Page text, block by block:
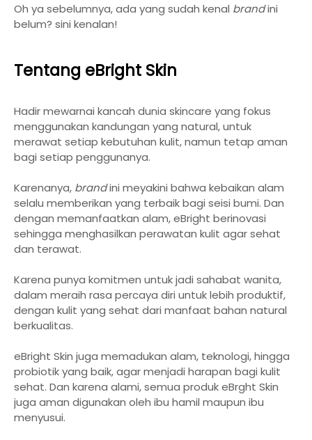
Oh ya sebelumnya, ada yang sudah kenal brandini
belum? sini kenalan!
Tentang eBright Skin
Hadir mewarnai kancah dunia skincare yang fokus
menggunakan kandungan yang natural, untuk
merawat setiap kebutuhan kulit, namun tetap aman
bagi setiap penggunanya.
Karenanya, brandini meyakini bahwa kebaikan alam
selalu memberikan yang terbaik bagi seisi bumi. Dan
dengan memanfaatkan alam, eBright berinovasi
sehingga menghasilkan perawatan kulit agar sehat
dan terawat.
Karena punya komitmen untuk jadi sahabat wanita,
dalam meraih rasa percaya diri untuk lebih produktif,
dengan kulit yang sehat dari manfaat bahan natural
berkualitas.
eBright Skin juga memadukan alam, teknologi, hingga
probiotik yang baik, agar menjadi harapan bagi kulit
sehat. Dan karena alami, semua produk eBrght Skin
juga aman digunakan oleh ibu hamil maupun ibu
menyusui.